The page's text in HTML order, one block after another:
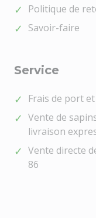
Politique de
Savoir-faire
Service
Frais de port
Vente de
livraison
Vente directe
86